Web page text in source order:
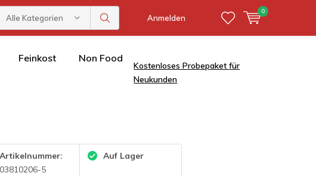
Alle Kategorien Anmelden
0
Feinkost Non Food
Kostenloses Probepaket für
Neukunden
Artikelnummer:
03810206-5
Auf Lager